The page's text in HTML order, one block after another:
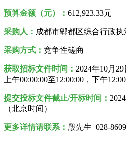
预算金额（元）： 612,923.33元
采购人 ： 成都市郫都区综合行政执
采购方式： 竞争性磋商
获取招标文件时间： 2024年10月
上午00:00:00至12:00:00，下午
提交投标文件截止/开标时间：
（北京时间）
更多详情请联系 ： 殷先生 028-